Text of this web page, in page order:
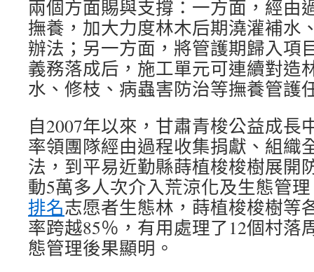
兩個方面賜與支撐：一方面，經由
撫養，加大力度林木后期澆灌補水
辦法；另一方面，將管護期歸入項
義務落成后，施工單元可連續對造
水、修枝、病蟲害防治等撫養管護
自2007年以來，甘肅青梭公益成長
率領團隊經由過程收集捐獻、組織
法，到平易近勤縣蒔植梭梭樹展開
動5萬多人次介入荒涼化及生態管
排名志愿者生態林，蒔植梭梭樹等
率跨越85％，有用處理了12個村落
態管理後果顯明。